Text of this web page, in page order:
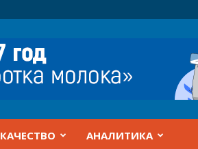
КАЧЕСТВО АНАЛИТИКА